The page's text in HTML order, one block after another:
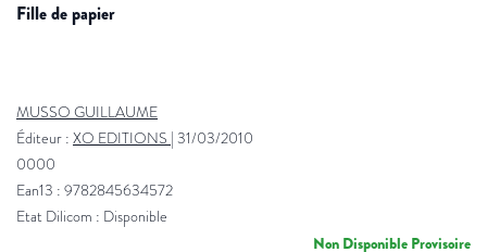
fille de papier
MUSSO GUILLAUME
Éditeur : XO EDITIONS | 31/03/2010
0000
Ean13 : 9782845634572
Etat Dilicom : Disponible
Non Disponible Provisoire